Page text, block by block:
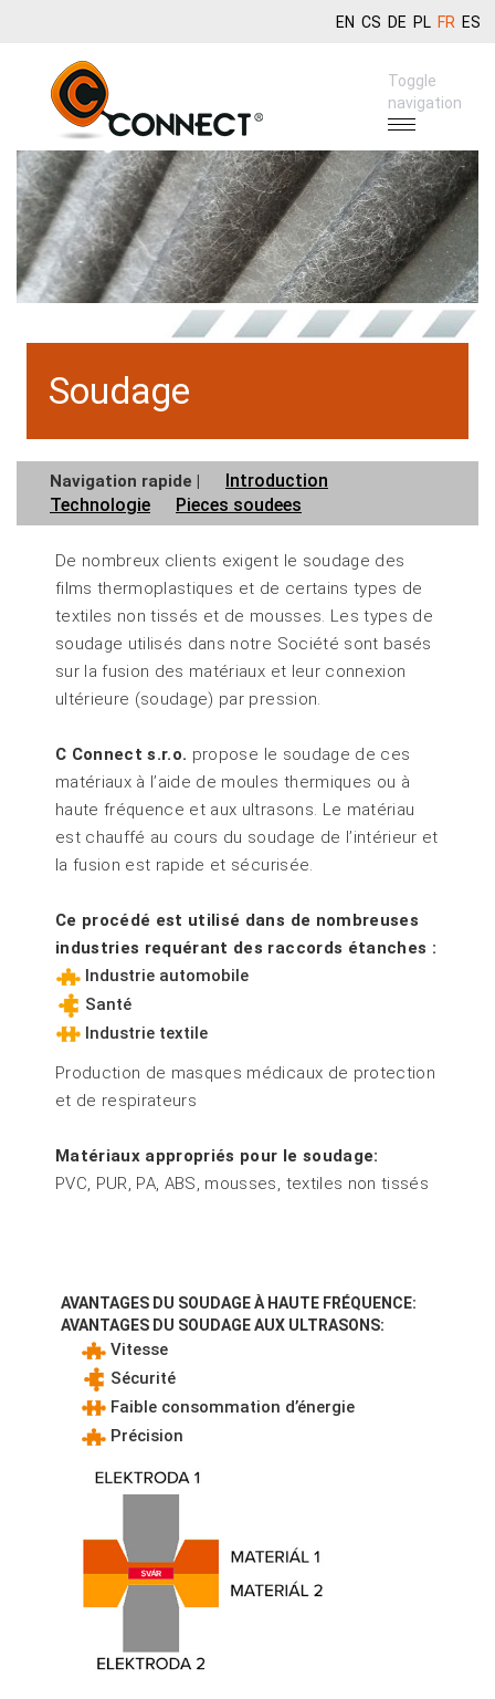
EN CS DE PL FR ES
Toggle
navigation
Soudage
Navigation rapide |
Introduction
Technologie
Pieces soudees
De nombreux clients exigent le soudage des
films thermoplastiques et de certains types de
textiles non tissés et de mousses. Les types de
soudage utilisés dans notre Société sont basés
sur la fusion des matériaux et leur connexion
ultérieure (soudage) par pression.
C Connect s.r.o. propose le soudage de ces
matériaux à l’aide de moules thermiques ou à
haute fréquence et aux ultrasons. Le matériau
est chauffé au cours du soudage de l’intérieur et
la fusion est rapide et sécurisée.
Ce procédé est utilisé dans de nombreuses
industries requérant des raccords étanches :
Industrie automobile
Santé
Industrie textile
Production de masques médicaux de protection
et de respirateurs
Matériaux appropriés pour le soudage:
PVC, PUR, PA, ABS, mousses, textiles non tissés
AVANTAGES DU SOUDAGE À HAUTE FRÉQUENCE:
AVANTAGES DU SOUDAGE AUX ULTRASONS:
Vitesse
Sécurité
Faible consommation d’énergie
Précision